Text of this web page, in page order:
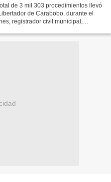
de 3 mil 303 procedimientos llevó
de Carabobo, durante el
registrador civil municipal,